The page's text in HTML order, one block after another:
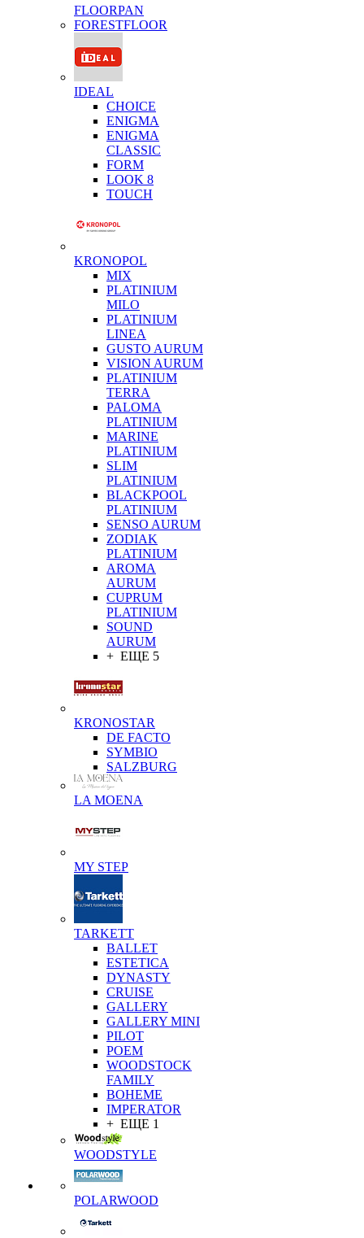
FLOORPAN
FORESTFLOOR
IDEAL
CHOICE
ENIGMA
ENIGMA
CLASSIC
FORM
LOOK 8
TOUCH
KRONOPOL
MIX
PLATINIUM
MILO
PLATINIUM
LINEA
GUSTO AURUM
VISION AURUM
PLATINIUM
TERRA
PALOMA
PLATINIUM
MARINE
PLATINIUM
SLIM
PLATINIUM
BLACKPOOL
PLATINIUM
SENSO AURUM
ZODIAK
PLATINIUM
AROMA
AURUM
CUPRUM
PLATINIUM
SOUND
AURUM
+ ЕЩЕ 5
KRONOSTAR
DE FACTO
SYMBIO
SALZBURG
LA MOENA
MY STEP
TARKETT
BALLET
ESTETICA
DYNASTY
CRUISE
GALLERY
GALLERY MINI
PILOT
POEM
WOODSTOCK
FAMILY
BOHEME
IMPERATOR
+ ЕЩЕ 1
WOODSTYLE
POLARWOOD